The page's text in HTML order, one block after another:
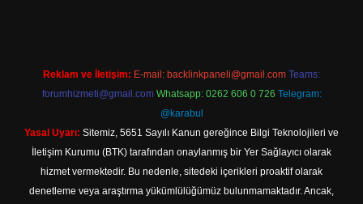
Reklam ve İletişim: E-mail: backlinkpaneli@gmail.com Teams:
forumhizmeti@gmail.com Whatsapp: 0262 606 0 726 Telegram:
@karabul
Yasal Uyarı: Sitemiz, 5651 Sayılı Kanun gereğince Bilgi Teknolojileri ve
İletişim Kurumu (BTK) tarafından onaylanmış bir Yer Sağlayıcı olarak
hizmet vermektedir. Bu nedenle, sitedeki içerikleri proaktif olarak
denetleme veya araştırma yükümlülüğümüz bulunmamaktadır. Ancak,